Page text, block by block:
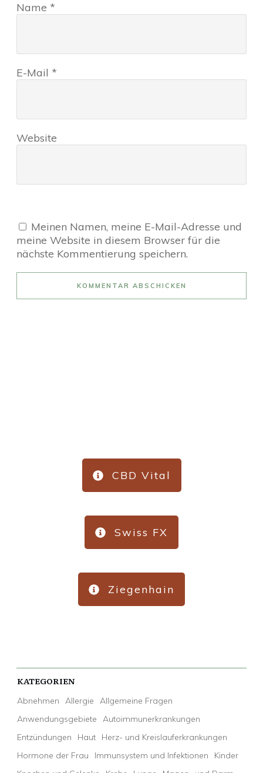
Name *
E-Mail *
Website
Meinen Namen, meine E-Mail-Adresse und
meine Website in diesem Browser für die
nächste Kommentierung speichern.
KOMMENTAR ABSCHICKEN
CBD Vital
Swiss FX
Ziegenhain
KATEGORIEN
Abnehmen Allergie
Allgemeine Fragen
Anwendungsgebiete
Autoimmunerkrankungen
Entzündungen
Haut
Herz- und Kreislauferkrankungen
Hormone der Frau
Immunsystem und Infektionen
Kinder